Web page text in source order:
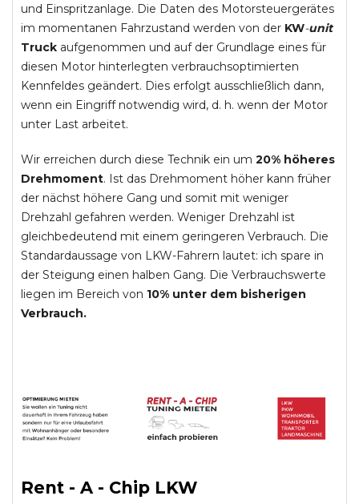
und Einspritzanlage. Die Daten des Motorsteuergerätes
im momentanen Fahrzustand werden von der KW-unit
Truck aufgenommen und auf der Grundlage eines für
diesen Motor hinterlegten verbrauchsoptimierten
Kennfeldes geändert. Dies erfolgt ausschließlich dann,
wenn ein Eingriff notwendig wird, d. h. wenn der Motor
unter Last arbeitet.
Wir erreichen durch diese Technik ein um 20% höheres
Drehmoment. Ist das Drehmoment höher kann früher
der nächst höhere Gang und somit mit weniger
Drehzahl gefahren werden. Weniger Drehzahl ist
gleichbedeutend mit einem geringeren Verbrauch. Die
Standardaussage von LKW-Fahrern lautet: ich spare in
der Steigung einen halben Gang. Die Verbrauchswerte
liegen im Bereich von 10% unter dem bisherigen
Verbrauch.
Rent - A - Chip LKW